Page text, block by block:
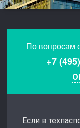
По вопросам
+7
Если в